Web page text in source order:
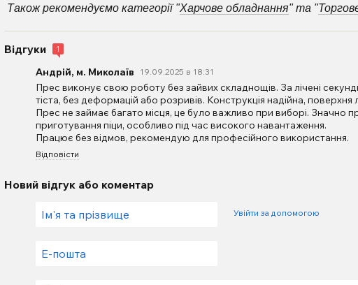
Також рекомендуємо категорії "Харчове обладнання" та "
Відгуки 1
Андрій, м. Миколаїв 19.09.2025 в 18:31
Прес виконує свою роботу без зайвих складнощів. За лічені
тіста, без деформацій або розривів. Конструкція надійна, поверхня
Прес не займає багато місця, це було важливо при виборі. Значно
приготування піци, особливо під час високого навантаження.
Працює без відмов, рекомендую для професійного використання.
Відповісти
Новий відгук або коментар
Увійти за допомогою